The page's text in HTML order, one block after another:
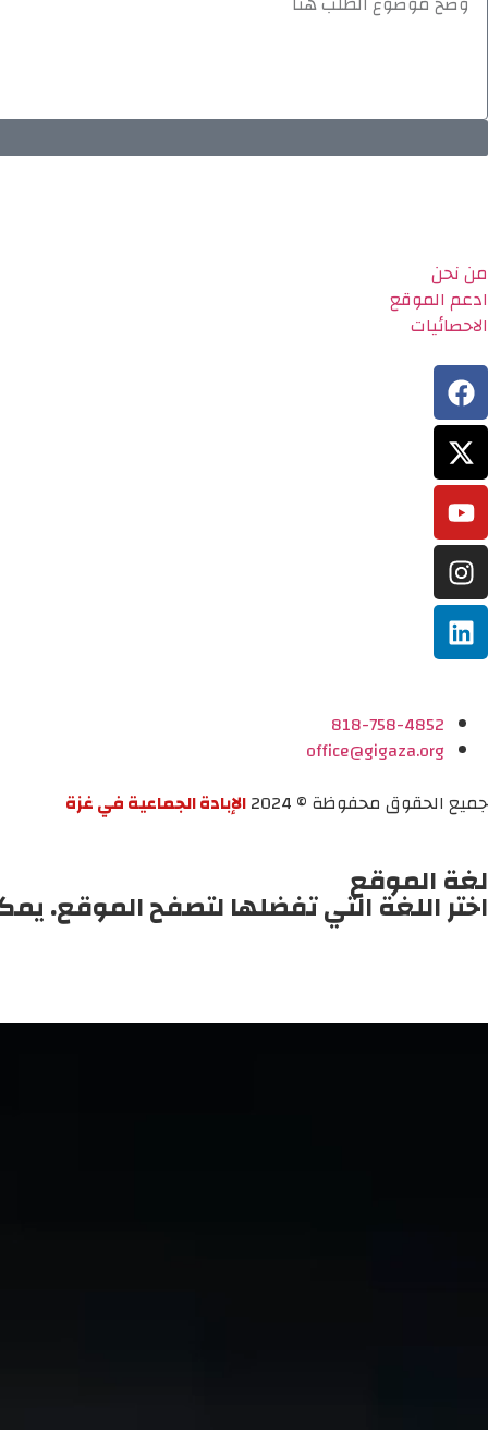
من نحن
ادعم الموقع
الاحصائيات
818-758-4852
office@gigaza.org
جميع الحقوق محفوظة © 2024
الإبادة الجماعية في غزة
لغة الموقع
اختر اللغة التي تفضلها لتصفح الموقع.